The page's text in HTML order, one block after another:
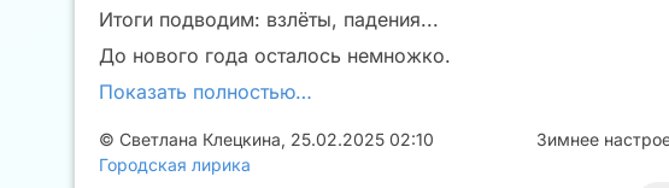
Итоги подводим: взлёты, падения...
До нового года осталось немножко.
Показать полностью…
© Светлана Клецкина, 25.02.2025 02:10
Городская лирика
Зимнее